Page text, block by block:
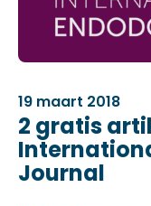
19 maart 2018
2 gratis
Journal